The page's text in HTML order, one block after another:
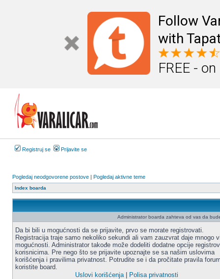
Follow
with
FREE -
Registruj se Prijavite se
Pogledaj neodgovorene postove | Pogledaj aktivne teme
Index boarda
Administrator boarda zahteva od vas da
Da bi bili u mogućnosti da se prijavite, prvo se morate registrovati.
Registracija traje samo nekoliko sekundi ali vam zauzvrat daje mnogo
mogućnosti. Administrator takođe može dodeliti dodatne opcije
korisnicima. Pre nego što se prijavite upoznajte se sa našim uslovima
korišćenja i pravilima privatnost. Potrudite se i da pročitate pravila
koristite board.
Uslovi korišćenja| Polisa privatnosti